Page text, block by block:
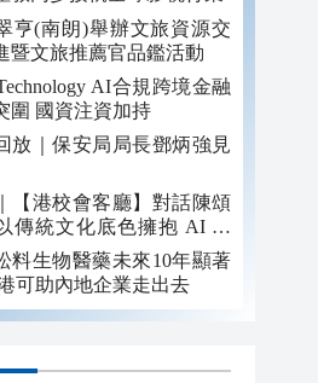
亨(南朗)舉辦文旅資源交
暨文旅推薦官品鑑活動
AI合規跨境金融
圍 國資注資加持
放｜保安局局長鄧炳強見
【港校會客廳】對話陳頌
傳統文化底色擁抱 AI 藝
展
料生物醫藥未來10年顯著
可助內地企業走出去